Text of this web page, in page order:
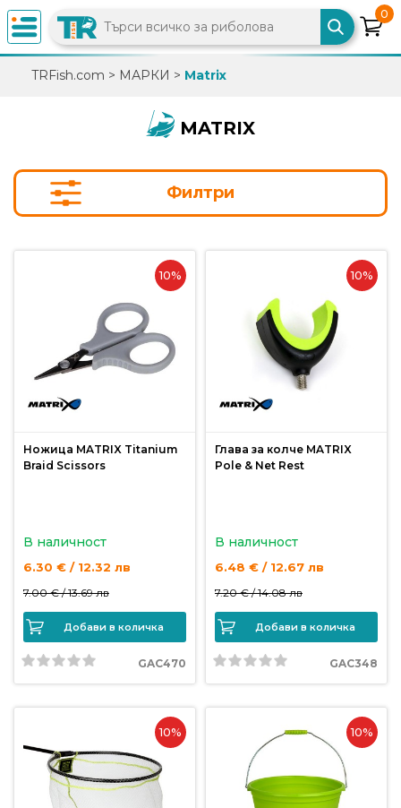
×
info@trfish.com
Промоции
Нови
Захранки
Макари
Въдици
Влакна
0
TRFish.com > МАРКИ > Matrix
MATRIX
Филтри
10%
Ножица MATRIX Titanium
Braid Scissors
В наличност
6.30 € / 12.32 лв
7.00 € /13.69 лв
Добави в количка
GAC470
10%
Глава за колче MATRIX
Pole & Net Rest
В наличност
6.48 € / 12.67 лв
7.20 € /14.08 лв
Добави в количка
GAC348
10% 10%